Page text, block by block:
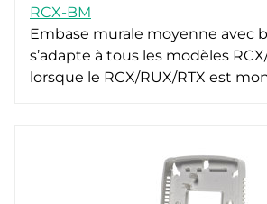
RCX-BM
Embase murale moyenne avec
s’adapte à tous les modèles
lorsque le RCX/RUX/RTX est